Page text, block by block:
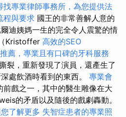
找專業律師事務所，為您提供法
程與要求 國王的非常善解人意的
迪姨媽一生的完全令人震驚的情
Kristoffer 高效的SEO
薦，專業且有口碑的牙科服務
裂，重新發現了演員，還產生了
處飲酒時看到的東西。 專業會
前戲之一，其中的醫生雕像在大
的矛盾以及隨後的戲劇轟動。
了解更多 失智症患者的專業照